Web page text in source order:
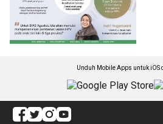
Unduh Mobile Apps untuk iOS